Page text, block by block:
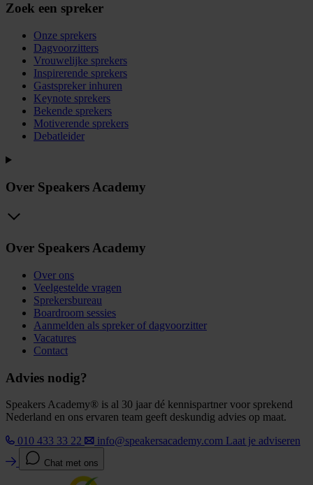
Zoek een spreker
Onze sprekers
Dagvoorzitters
Vrouwelijke sprekers
Inspirerende sprekers
Gastspreker inhuren
Keynote sprekers
Bekende sprekers
Motiverende sprekers
Debatleider
Over Speakers Academy
Over Speakers Academy
Over ons
Veelgestelde vragen
Sprekersbureau
Boardroom sessies
Aanmelden als spreker of dagvoorzitter
Vacatures
Contact
Advies nodig?
Speakers Academy® is al 30 jaar dé kennispartner voor sprekend
Nederland en ons ervaren team geeft deskundig advies op maat.
010 433 33 22
info@speakersacademy.com Laat je adviseren
Chat met ons